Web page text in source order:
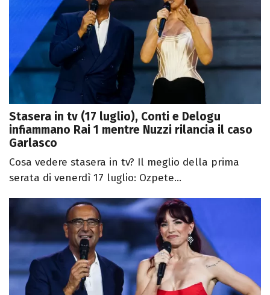
Stasera in tv (17 luglio), Conti e Delogu
infiammano Rai 1 mentre Nuzzi rilancia il caso
Garlasco
Cosa vedere stasera in tv? Il meglio della prima
serata di venerdì 17 luglio: Ozpete...